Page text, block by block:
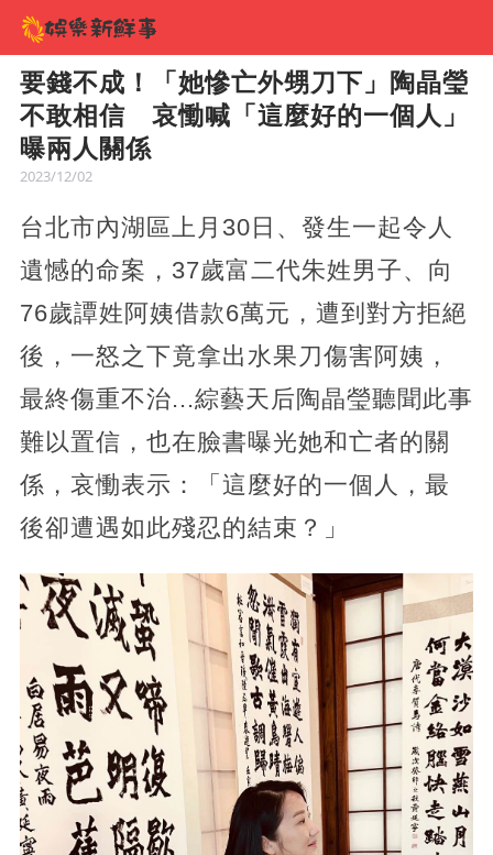
要錢不成！「她慘亡外甥刀下」陶晶瑩
不敢相信 哀慟喊「這麼好的一個人」
曝兩人關係
2023/12/02
台北市內湖區上月30日、發生一起令人
遺憾的命案，37歲富二代朱姓男子、向
76歲譚姓阿姨借款6萬元，遭到對方拒絕
後，一怒之下竟拿出水果刀傷害阿姨，
最終傷重不治...綜藝天后陶晶瑩聽聞此事
難以置信，也在臉書曝光她和亡者的關
係，哀慟表示：「這麼好的一個人，最
後卻遭遇如此殘忍的結束？」